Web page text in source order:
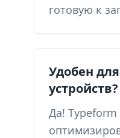
готовую к
Удобен
устройств?
Да!